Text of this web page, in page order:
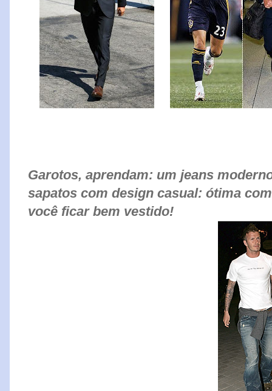
Garotos, aprendam: um jeans
sapatos com design casual: ótima
você ficar bem vestido!